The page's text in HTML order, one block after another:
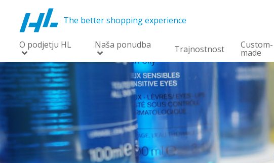
The better shopping experience
O podjetju HL Naša ponudba Trajnostnost Custom-
made